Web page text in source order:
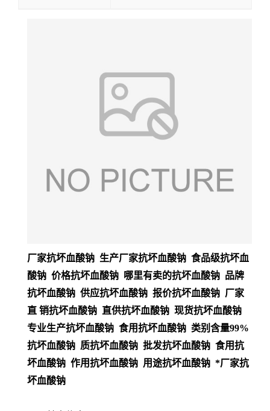
厂家抗坏血酸钠 生产厂家抗坏血酸钠 食品级抗坏血
酸钠 价格抗坏血酸钠 哪里有卖的抗坏血酸钠 品牌
抗坏血酸钠 供应抗坏血酸钠 报价抗坏血酸钠 厂家
直 销抗坏血酸钠 直供抗坏血酸钠 现货抗坏血酸钠
专业生产抗坏血酸钠 食用抗坏血酸钠 类别含量99%
抗坏血酸钠 质抗坏血酸钠 批发抗坏血酸钠 食用抗
坏血酸钠 作用抗坏血酸钠 用途抗坏血酸钠 *厂家抗
坏血酸钠